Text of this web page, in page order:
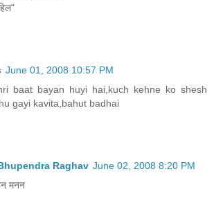
June 01, 2008 10:57 PM
baat bayan huyi hai,kuch kehne ko shesh
gayi kavita,bahut badhai
Bhupendra Raghav June 02, 2008 8:20 PM
मनन